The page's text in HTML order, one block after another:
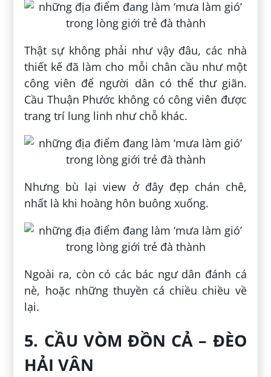
Thật sự không phải như vậy đâu, các nhà
thiết kế đã làm cho mỗi chân cầu như một
công viên để người dân có thể thư giãn.
Cầu Thuận Phước không có công viên được
trang trí lung linh như chỗ khác.
Nhưng bù lại view ở đây đẹp chán chê,
nhất là khi hoàng hôn buông xuống.
Ngoài ra, còn có các bác ngư dân đánh cá
nè, hoặc những thuyền cá chiều chiều về
lại.
5. CẦU VÒM ĐỒN CẢ – ĐÈO
HẢI VÂN